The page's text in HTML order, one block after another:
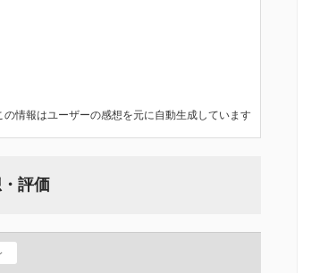
の情報はユーザーの感想を元に自動生成しています
評価